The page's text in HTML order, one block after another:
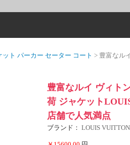
ット パーカー セーター コート > 豊富なルイ ヴィトンコ
豊富なルイ ヴィト
荷 ジャケット
店舗で人気満点
ブランド： LOUIS